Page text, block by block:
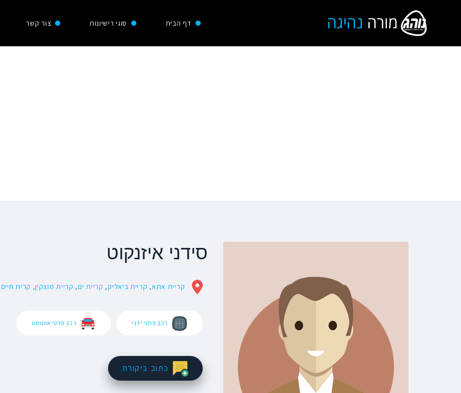
דף הבית סוגי רישיונות צור קשר
סידני איזנקוט
קריית אתא, קריית ביאליק, קריית ים, קריית מוצקין, קרית חיים
רכב פרטי ידני רכב פרטי אוטומט
כתוב ביקורת